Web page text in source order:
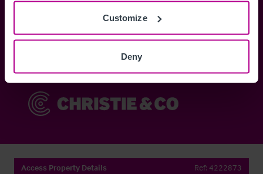
Customize
Deny
Sie haben bereits ein Konto?
Access Property Details Ref: 4222873